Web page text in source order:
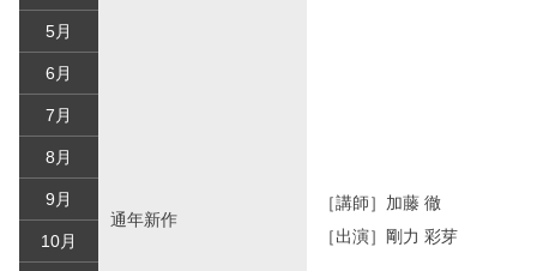
通年新作
［講師］加藤 徹
［出演］剛力 彩芽
5月
6月
7月
8月
9月
10月